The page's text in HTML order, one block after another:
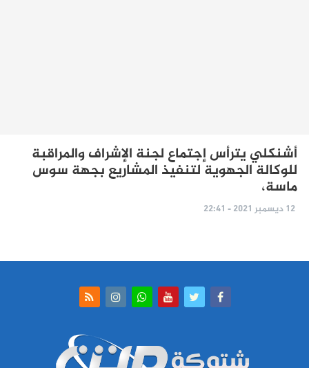
أشنكلي يترأس إجتماع لجنة الإشراف والمراقبة
للوكالة الجهوية لتنفيذ المشاريع بجهة سوس
ماسة،
12 ديسمبر 2021 - 22:41